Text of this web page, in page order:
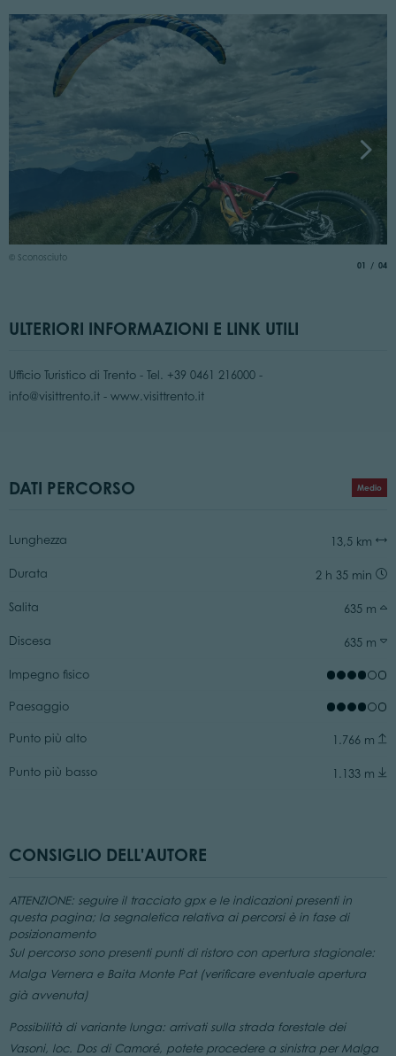
© Sconosciuto
01 di
04
ULTERIORI INFORMAZIONI E LINK UTILI
Ufficio Turistico di Trento - Tel. +39 0461 216000 -
info@visittrento.it - www.visittrento.it
DATI PERCORSO Medio
Lunghezza 13,5 km
Durata 2 h 35 min
Salita 635 m
Discesa 635 m
Impegno fisico
Paesaggio
Punto più alto 1.766 m
Punto più basso 1.133 m
CONSIGLIO DELL'AUTORE
ATTENZIONE: seguire il tracciato gpx e le indicazioni presenti in
questa pagina; la segnaletica relativa ai percorsi è in fase di
posizionamento
Sul percorso sono presenti punti di ristoro con apertura stagionale:
Malga Vernera e Baita Monte Pat (verificare eventuale apertura
già avvenuta)
Possibilità di variante lunga: arrivati sulla strada forestale dei
Vasoni, loc. Dos di Camoré, potete procedere a sinistra per Malga